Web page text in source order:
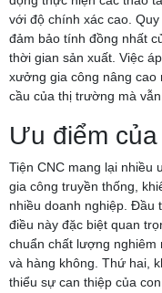
với độ chính xác cao.
đảm bảo tính đồng nhất
thời gian sản xuất. Việc
xưởng gia công nâng cao
cầu của thị trường mà
Ưu điểm
Tiện CNC mang lại nhiều
gia công truyền thống,
nhiều doanh nghiệp. Đầu
điều này đặc biệt quan
chuẩn chất lượng nghiêm
và hàng không. Thứ hai,
thiểu sự can thiệp của